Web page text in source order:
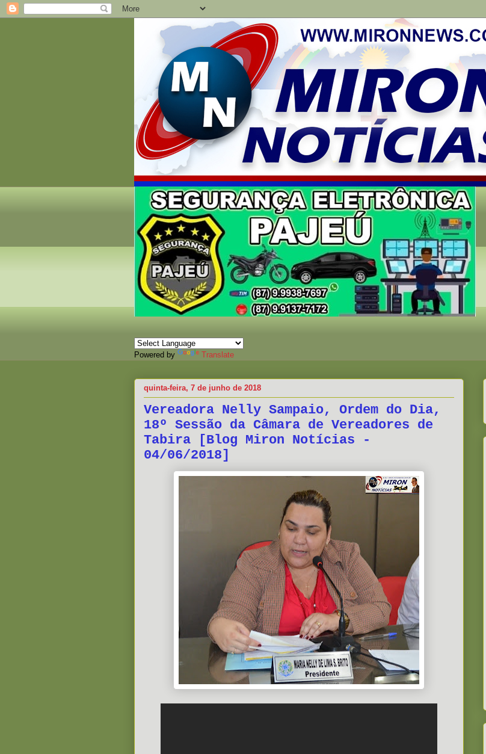
Powered by Translate
quinta-feira, 7 de junho de 2018
Vereadora Nelly Sampaio, Ordem do Dia,
18º Sessão da Câmara de Vereadores de
Tabira [Blog Miron Notícias -
04/06/2018]